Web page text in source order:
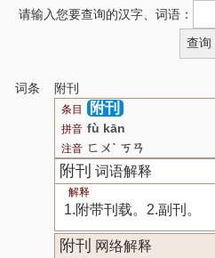
请输入您要查询的汉字、词语：
词条 附刊
条目 附刊
拼音 fù kān
注音 ㄈㄨˋ ㄎㄢ
附刊 词语解释
解释
1.附带刊载。2.副刊。
附刊
网络解释